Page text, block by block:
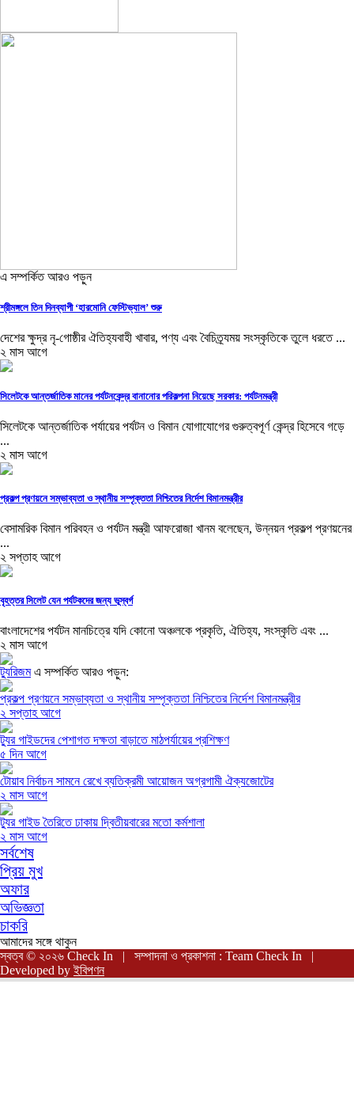
এ সম্পর্কিত আরও পড়ুন
শ্রীমঙ্গলে তিন দিনব্যাপী ‘হারমোনি ফেস্টিভ্যাল’ শুরু
দেশের ক্ষুদ্র নৃ-গোষ্ঠীর ঐতিহ্যবাহী খাবার, পণ্য এবং বৈচিত্র্যময় সংস্কৃতিকে তুলে ধরতে ...
২ মাস আগে
সিলেটকে আন্তর্জাতিক মানের পর্যটনকেন্দ্র বানানোর পরিকল্পনা নিয়েছে সরকার: পর্যটনমন্ত্রী
সিলেটকে আন্তর্জাতিক পর্যায়ের পর্যটন ও বিমান যোগাযোগের গুরুত্বপূর্ণ কেন্দ্র হিসেবে গড়ে
...
২ মাস আগে
প্রকল্প প্রণয়নে সম্ভাব্যতা ও স্থানীয় সম্পৃক্ততা নিশ্চিতের নির্দেশ বিমানমন্ত্রীর
বেসামরিক বিমান পরিবহন ও পর্যটন মন্ত্রী আফরোজা খানম বলেছেন, উন্নয়ন প্রকল্প প্রণয়নের
...
২ সপ্তাহ আগে
বৃহত্তর সিলেট যেন পর্যটকদের জন্য ভূস্বর্গ
বাংলাদেশের পর্যটন মানচিত্রে যদি কোনো অঞ্চলকে প্রকৃতি, ঐতিহ্য, সংস্কৃতি এবং ...
২ মাস আগে
ট্যুরিজমএ সম্পর্কিত আরও পড়ুন:
প্রকল্প প্রণয়নে সম্ভাব্যতা ও স্থানীয় সম্পৃক্ততা নিশ্চিতের নির্দেশ বিমানমন্ত্রীর
২ সপ্তাহ আগে
ট্যুর গাইডদের পেশাগত দক্ষতা বাড়াতে মাঠপর্যায়ের প্রশিক্ষণ
৫ দিন আগে
টোয়াব নির্বাচন সামনে রেখে ব্যতিক্রমী আয়োজন অগ্রগামী ঐক্যজোটের
২ মাস আগে
ট্যুর গাইড তৈরিতে ঢাকায় দ্বিতীয়বারের মতো কর্মশালা
২ মাস আগে
সর্বশেষ
প্রিয় মুখ
অফার
অভিজ্ঞতা
চাকরি
আমাদের সঙ্গে থাকুন
স্বত্ব © ২০২৬ Check In | সম্পাদনা ও প্রকাশনা : Team Check In |
Developed byইবিপণন